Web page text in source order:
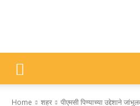
Home शहर
पीएमसी पिण्याच्या उद्देशाने